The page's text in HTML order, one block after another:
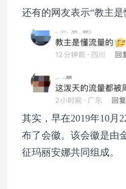
还有的网友表示“教主是
其实，早在2019年10月
布了会徽。该会徽是由
征玛丽安娜共同组成。